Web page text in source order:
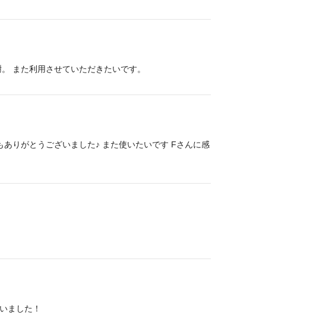
また利用させていただきたいです。
りがとうございました♪ また使いたいです Fさんに感
ました！